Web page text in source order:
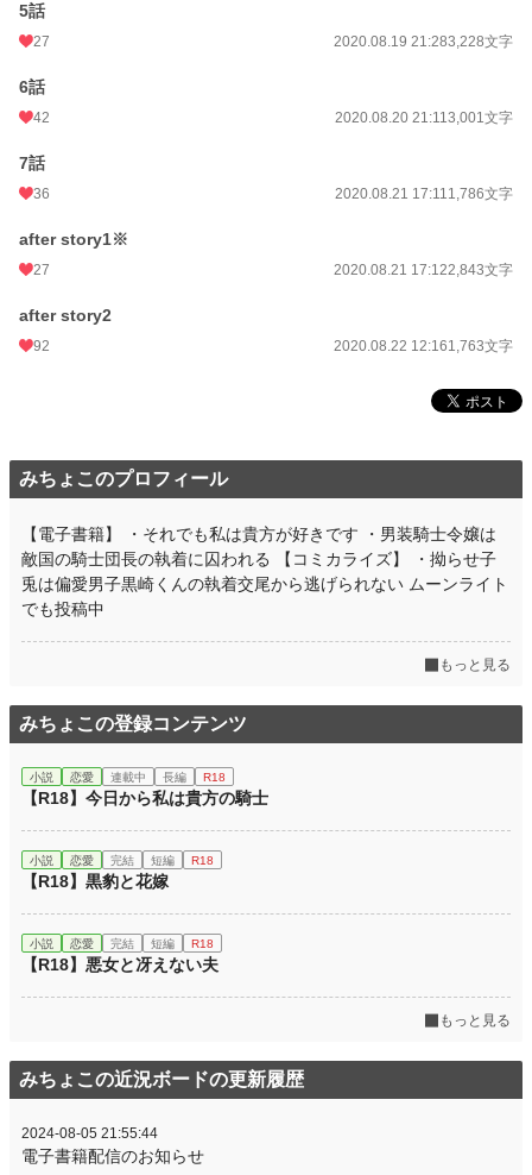
月間ポイント
累計ポイント
5話
27 2020.08.19 21:283,228文字
6話
42 2020.08.20 21:113,001文字
7話
36 2020.08.21 17:111,786文字
after story1※
27 2020.08.21 17:122,843文字
after story2
92 2020.08.22 12:161,763文字
みちょこのプロフィール
【電子書籍】 ・それでも私は貴方が好きです ・男装騎士令嬢は
敵国の騎士団長の執着に囚われる 【コミカライズ】 ・拗らせ子
兎は偏愛男子黒崎くんの執着交尾から逃げられない ムーンライト
でも投稿中
もっと見る
みちょこの登録コンテンツ
小説 恋愛 連載中 長編 R18
【R18】今日から私は貴方の騎士
小説 恋愛 完結 短編 R18
【R18】黒豹と花嫁
小説 恋愛 完結 短編 R18
【R18】悪女と冴えない夫
もっと見る
みちょこの近況ボードの更新履歴
2024-08-05 21:55:44
電子書籍配信のお知らせ